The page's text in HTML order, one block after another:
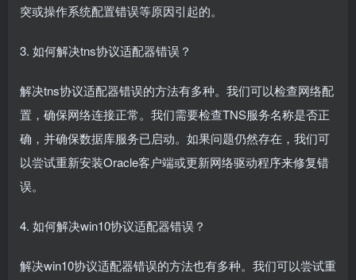
突或操作系统配置错误等原因引起的。
3. 如何解决tns协议适配器错误？
解决tns协议适配器错误的方法有多种。我们可以检查网络配
置，确保网络连接正常。我们需要检查TNS服务名称是否正
确，并确保数据库服务已启动。如果问题仍然存在，我们可
以尝试重新安装Oracle客户端或更新网络驱动程序来修复错
误。
4. 如何解决win10协议适配器错误？
解决win10协议适配器错误的方法也有多种。我们可以尝试重